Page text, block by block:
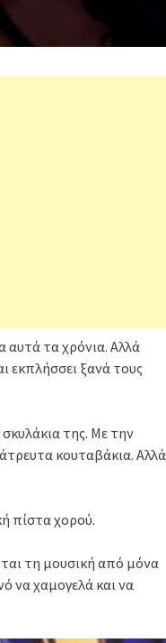
αυτά τα χρόνια. Αλλά
εκπλήσσει ξανά τους
της. Με την
κουταβάκια. Αλλά
πίστα χορού.
τη μουσική από μόνα
να χαμογελά και να